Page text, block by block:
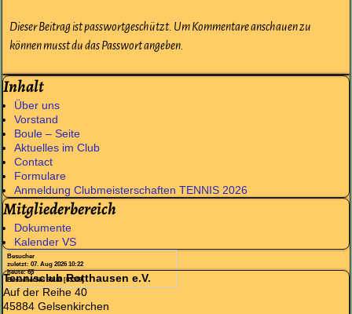
Dieser Beitrag ist passwortgeschützt. Um Kommentare anschauen zu
können musst du das Passwort angeben.
Inhalt
Über uns
Vorstand
Boule – Seite
Aktuelles im Club
Contact
Formulare
Anmeldung Clubmeisterschaften TENNIS 2026
Mitgliederbereich
Dokumente
Kalender VS
Besucher
zuletzt: 07. Aug 2026 10:22
heute: 65
Besucher Nr. 63185 [63349]
Tennisclub Rotthausen e.V.
Auf der Reihe 40
45884 Gelsenkirchen